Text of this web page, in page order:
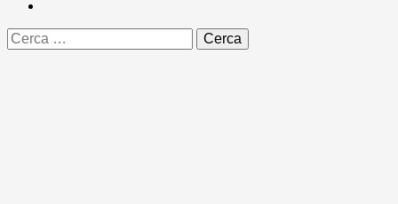
Ricerca
per: